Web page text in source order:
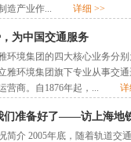
制造产业作... 详细 >>
为中国交通服务
境集团的四大核心业务分别
雅环境集团旗下专业从事交
营商。自1876年起，... 详
们准备好了——访上海地
简介 2005年底，随着轨道交